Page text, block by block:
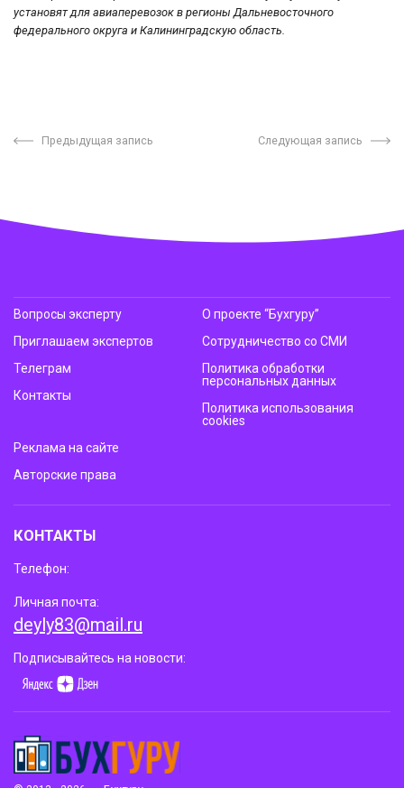
установят для авиаперевозок в регионы Дальневосточного
федерального округа и Калининградскую область.
Предыдущая запись Следующая запись
Вопросы эксперту
Приглашаем экспертов
Телеграм
Контакты
О проекте “Бухгуру”
Сотрудничество со СМИ
Политика обработки
персональных данных
Политика использования
cookies
Реклама на сайте
Авторские права
КОНТАКТЫ
Телефон:
Личная почта:
deyly83@mail.ru
Подписывайтесь на новости: